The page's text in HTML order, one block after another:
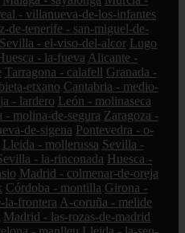
- villanueva-de-los-infantes
de-tenerife - san-miguel-de-
Sevilla - el-viso-del-alcor Lugo
- la-fueva Alicante -
Tarragona - calafell Granada -
etxano Cantabria - medio-
- lardero León - molinaseca
- molina-de-segura Zaragoza -
de-sigena Pontevedra - o-
Lleida - mollerussa Sevilla -
- la-rinconada Huesca -
Madrid - colmenar-de-oreja
Córdoba - montilla Girona -
la-frontera A-coruña - melide
Madrid - las-rozas-de-madrid